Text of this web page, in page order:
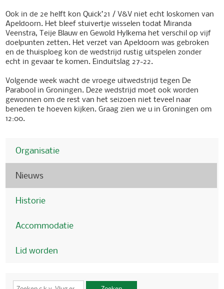
Ook in de 2e helft kon Quick’21 / V&V niet echt loskomen van
Apeldoorn. Het bleef stuivertje wisselen todat Miranda
Veenstra, Teije Blauw en Gewold Hylkema het verschil op vijf
doelpunten zetten. Het verzet van Apeldoorn was gebroken
en de thuisploeg kon de wedstrijd rustig uitspelen zonder
echt in gevaar te komen. Einduitslag 27-22.
Volgende week wacht de vroege uitwedstrijd tegen De
Parabool in Groningen. Deze wedstrijd moet ook worden
gewonnen om de rest van het seizoen niet teveel naar
beneden te hoeven kijken. Graag zien we u in Groningen om
12:00.
Organisatie
Nieuws
Historie
Accommodatie
Lid worden